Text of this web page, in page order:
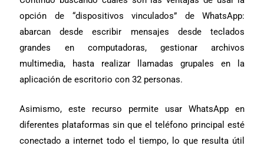
opción de “dispositivos vinculados” de WhatsApp:
abarcan desde
escribir mensajes desde teclados
grandes en computadoras, gestionar archivos
multimedia, hasta realizar llamadas grupales en la
aplicación de escritorio con 32 personas.
Asimismo, este recurso permite usar WhatsApp en
diferentes plataformas sin que el teléfono principal esté
conectado a internet todo el tiempo, lo que resulta útil